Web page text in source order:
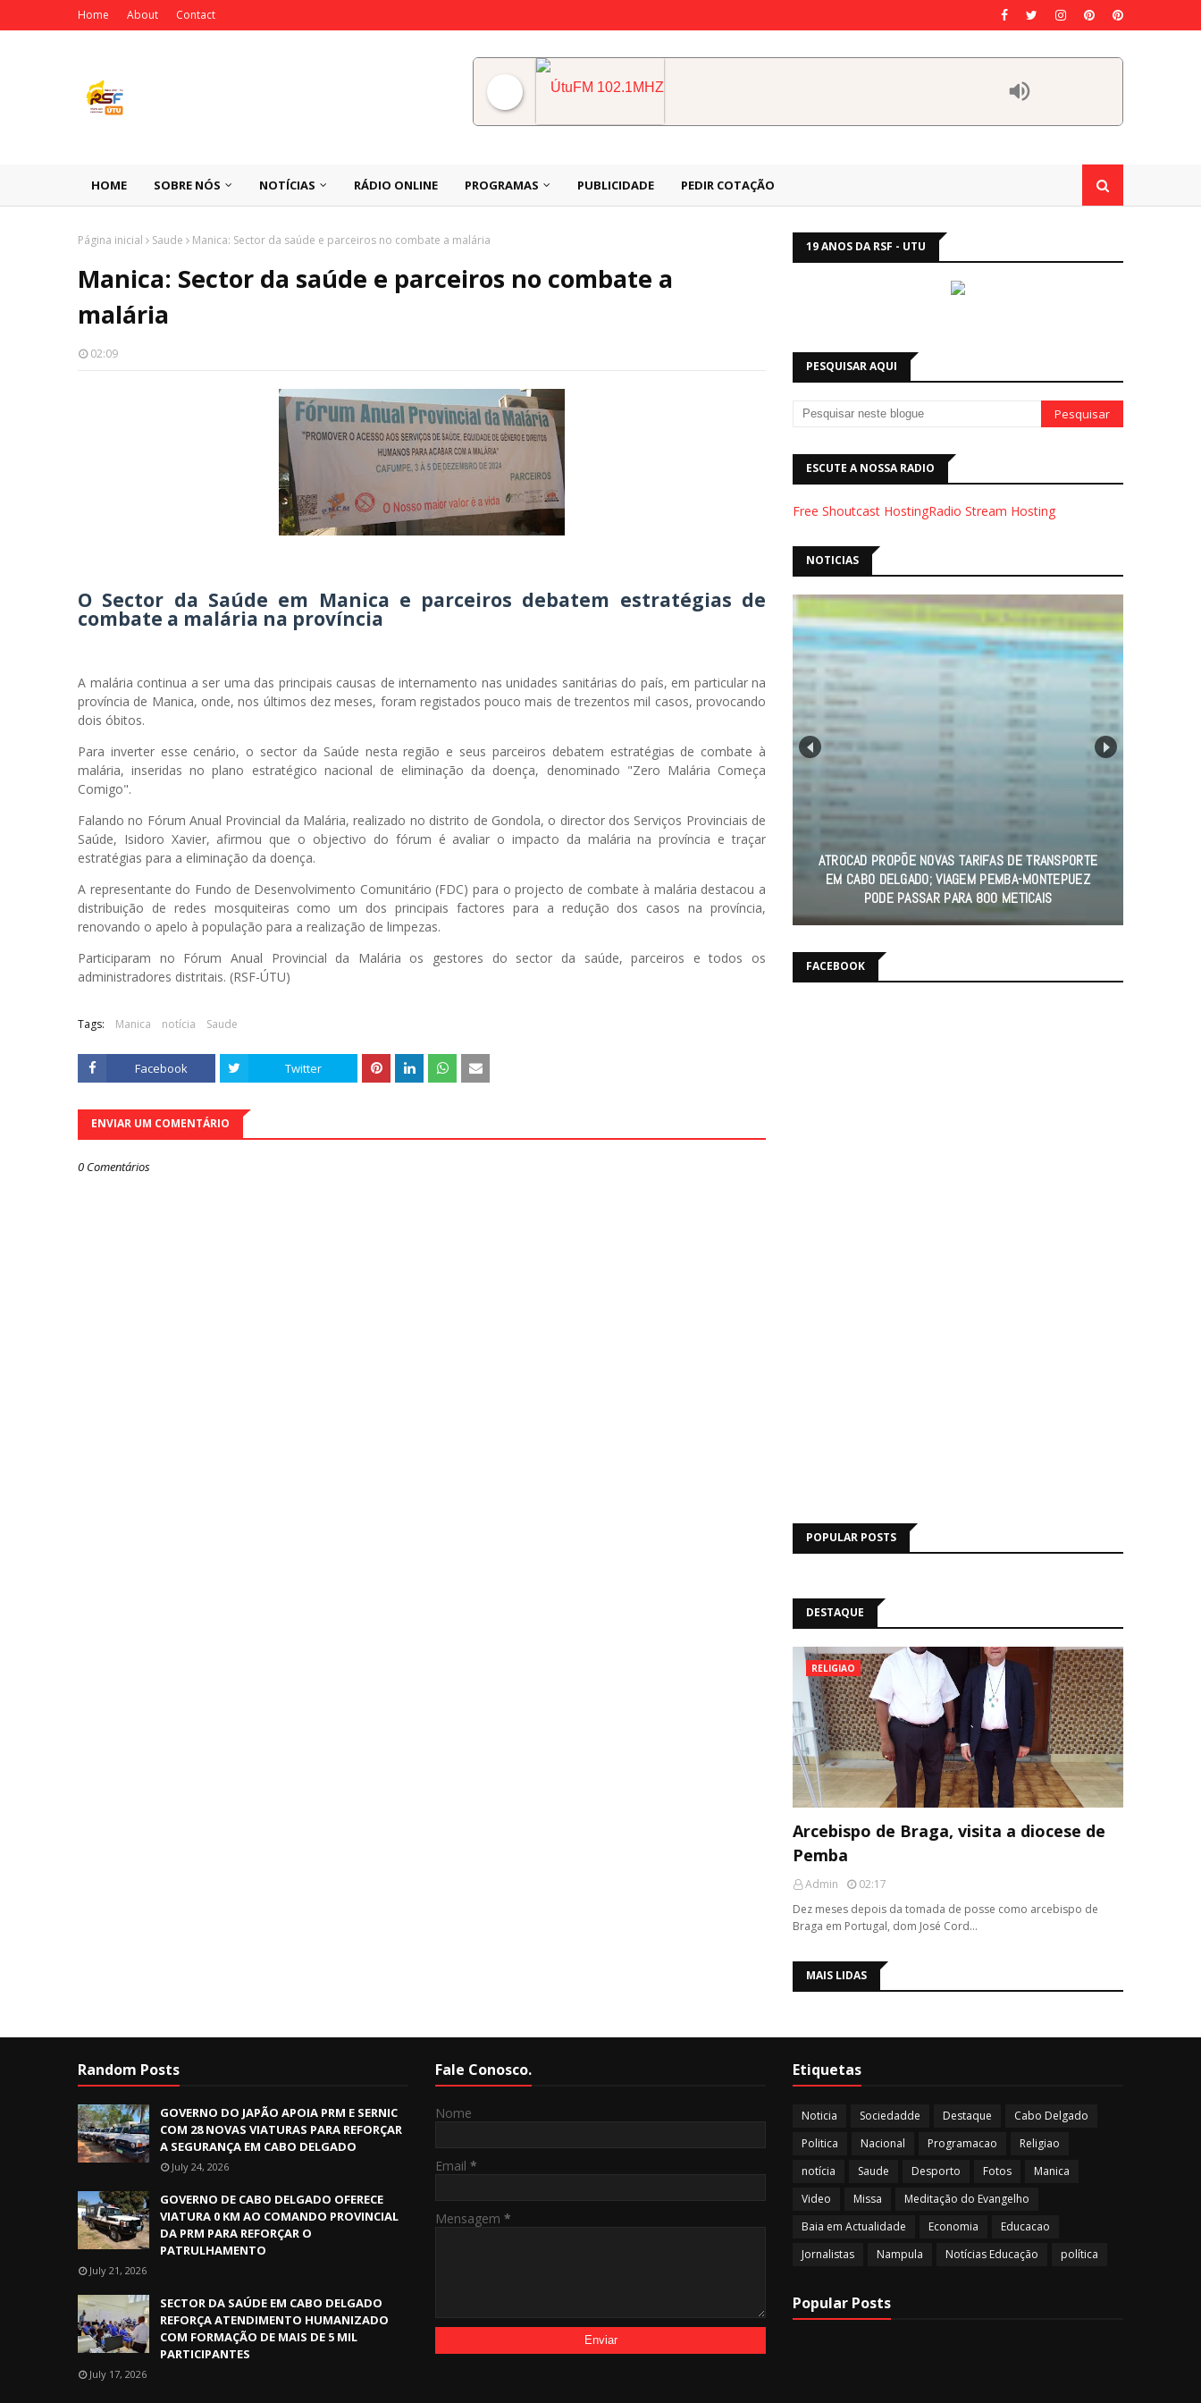
Home About Contact
HOME SOBRE NÓS NOTÍCIAS RÁDIO ONLINE PROGRAMAS PUBLICIDADE PEDIR COTAÇÃO
Página inicial Saude Manica: Sector da saúde e parceiros no combate a malária
Manica: Sector da saúde e parceiros no combate a
malária
02:09
O Sector da Saúde em Manica e parceiros debatem estratégias de
combate a malária na província
A malária continua a ser uma das principais causas de internamento nas unidades sanitárias do país, em particular na
província de Manica, onde, nos últimos dez meses, foram registados pouco mais de trezentos mil casos, provocando
dois óbitos.
Para inverter esse cenário, o sector da Saúde nesta região e seus parceiros debatem estratégias de combate à
malária, inseridas no plano estratégico nacional de eliminação da doença, denominado "Zero Malária Começa
Comigo".
Falando no Fórum Anual Provincial da Malária, realizado no distrito de Gondola, o director dos Serviços Provinciais de
Saúde, Isidoro Xavier, afirmou que o objectivo do fórum é avaliar o impacto da malária na província e traçar
estratégias para a eliminação da doença.
A representante do Fundo de Desenvolvimento Comunitário (FDC) para o projecto de combate à malária destacou a
distribuição de redes mosquiteiras como um dos principais factores para a redução dos casos na província,
renovando o apelo à população para a realização de limpezas.
Participaram no Fórum Anual Provincial da Malária os gestores do sector da saúde, parceiros e todos os
administradores distritais. (RSF-ÚTU)
Tags: Manica notícia Saude
Facebook Twitter
ENVIAR UM COMENTÁRIO
0 Comentários
19 ANOS DA RSF - UTU
PESQUISAR AQUI
ESCUTE A NOSSA RADIO
Free Shoutcast HostingRadio Stream Hosting
NOTICIAS
ATROCAD PROPÕE NOVAS TARIFAS DE TRANSPORTE
EM CABO DELGADO; VIAGEM PEMBA-MONTEPUEZ
PODE PASSAR PARA 800 METICAIS
FACEBOOK
POPULAR POSTS
DESTAQUE
RELIGIAO
Arcebispo de Braga, visita a diocese de
Pemba
Admin
02:17
Dez meses depois da tomada de posse como arcebispo de
Braga em Portugal, dom José Cord…
MAIS LIDAS
Random Posts
GOVERNO DO JAPÃO APOIA PRM E SERNIC
COM 28 NOVAS VIATURAS PARA REFORÇAR
A SEGURANÇA EM CABO DELGADO
July 24, 2026
GOVERNO DE CABO DELGADO OFERECE
VIATURA 0 KM AO COMANDO PROVINCIAL
DA PRM PARA REFORÇAR O
PATRULHAMENTO
July 21, 2026
SECTOR DA SAÚDE EM CABO DELGADO
REFORÇA ATENDIMENTO HUMANIZADO
COM FORMAÇÃO DE MAIS DE 5 MIL
PARTICIPANTES
July 17, 2026
Fale Conosco.
Nome
Email *
Mensagem *
Etiquetas
Noticia Sociedadde Destaque
Cabo Delgado
Politica
Nacional Programacao
Religiao
notícia
Saude Desporto Fotos
Manica
Video
Missa
Meditação do Evangelho
Baia em Actualidade
Economia
Educacao
Jornalistas
Nampula Notícias Educação política
Popular Posts